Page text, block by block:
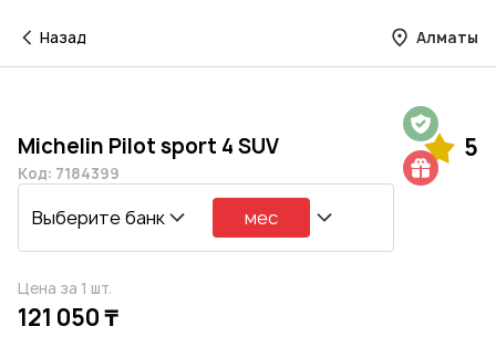
Назад Алматы
Michelin Pilot sport 4 SUV 5
Код: 7184399
Выберите банк мес
Цена за 1 шт.
121 050 ₸